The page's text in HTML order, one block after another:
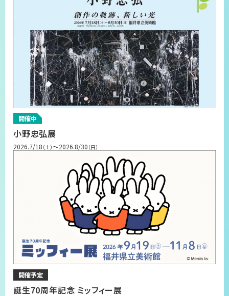
開催中
小野忠弘展
2026.7/18 （土）～2026.8/30 （日）
開催予定
誕生70周年記念 ミッフィー展